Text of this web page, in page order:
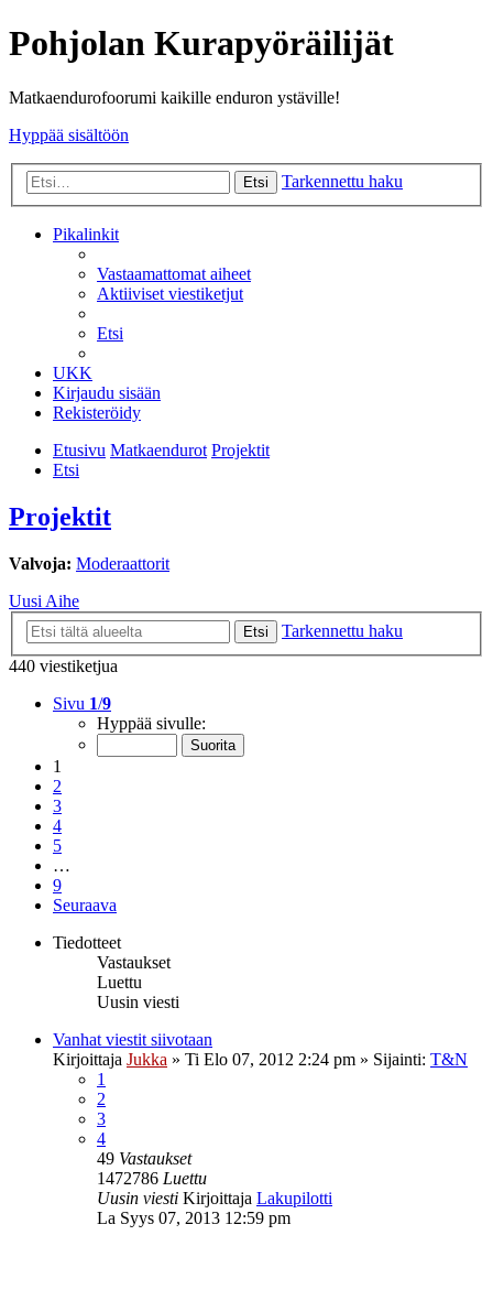
Pohjolan Kurapyöräilijät
Matkaendurofoorumi kaikille enduron ystäville!
Hyppää sisältöön
Etsi Tarkennettu haku
Pikalinkit
Vastaamattomat aiheet
Aktiiviset viestiketjut
Etsi
UKK
Kirjaudu sisään
Rekisteröidy
Etusivu Matkaendurot Projektit
Etsi
Projektit
Valvoja: Moderaattorit
Uusi Aihe
Etsi
Tarkennettu haku
440 viestiketjua
Sivu 1/9
Hyppää sivulle:
1
2
3
4
5
…
9
Seuraava
Tiedotteet
Vastaukset
Luettu
Uusin viesti
Vanhat viestit siivotaan
Kirjoittaja Jukka » Ti Elo 07, 2012 2:24 pm » Sijainti: T&N
1
2
3
4
49 Vastaukset
1472786 Luettu
Uusin viesti Kirjoittaja Lakupilotti
La Syys 07, 2013 12:59 pm